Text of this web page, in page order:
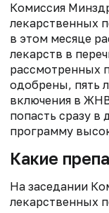
Комиссия
лекарственных
в этом месяце
лекарств в
рассмотренных
одобрены, пять
включения в
попасть сразу
программу
Какие
На заседании
лекарственных